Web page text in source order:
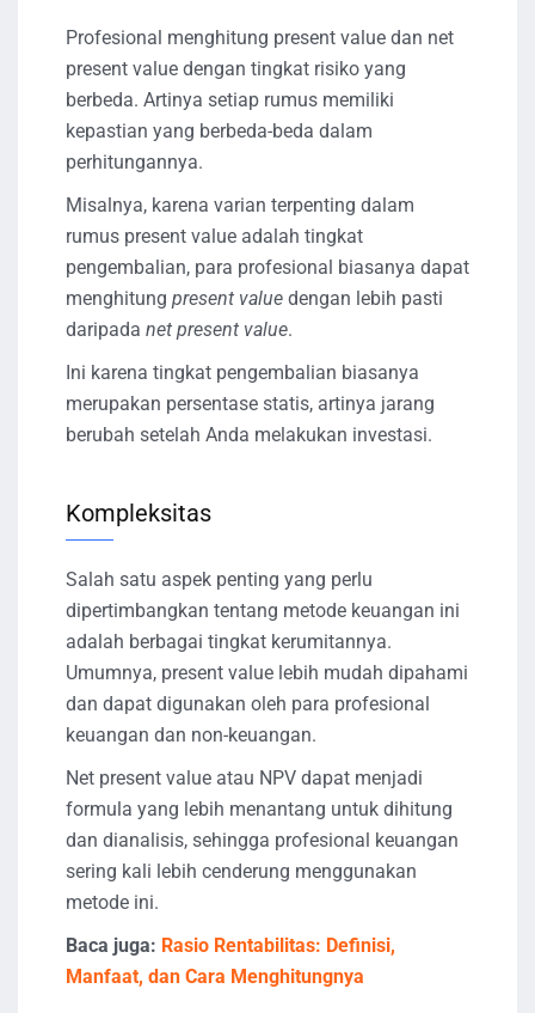
Profesional menghitung present value dan net
present value dengan tingkat risiko yang
berbeda. Artinya setiap rumus memiliki
kepastian yang berbeda-beda dalam
perhitungannya.
Misalnya, karena varian terpenting dalam
rumus present value adalah tingkat
pengembalian, para profesional biasanya dapat
menghitung present value dengan lebih pasti
daripada net present value.
Ini karena tingkat pengembalian biasanya
merupakan persentase statis, artinya jarang
berubah setelah Anda melakukan investasi.
Kompleksitas
Salah satu aspek penting yang perlu
dipertimbangkan tentang metode keuangan ini
adalah berbagai tingkat kerumitannya.
Umumnya, present value lebih mudah dipahami
dan dapat digunakan oleh para profesional
keuangan dan non-keuangan.
Net present value atau NPV dapat menjadi
formula yang lebih menantang untuk dihitung
dan dianalisis, sehingga profesional keuangan
sering kali lebih cenderung menggunakan
metode ini.
Baca juga: Rasio Rentabilitas: Definisi,
Manfaat, dan Cara Menghitungnya